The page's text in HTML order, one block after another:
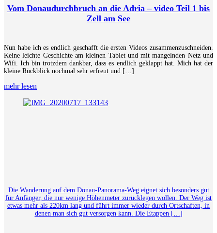
Vom Donaudurchbruch an die Adria – video Teil 1 bis
Zell am See
Nun habe ich es endlich geschafft die ersten Videos zusammenzuschneiden.
Keine leichte Geschichte am kleinen Tablet und mit mangelnden Netz und
Wifi. Ich bin trotzdem dankbar, dass es endlich geklappt hat. Mich hat der
kleine Rückblick nochmal sehr erfreut und […]
mehr lesen
Die Wanderung auf dem Donau-Panorama-Weg eignet sich besonders gut
für Anfänger, die nur wenige Höhenmeter zurücklegen wollen. Der Weg ist
etwas mehr als 220km lang und führt immer wieder durch Ortschaften, in
denen man sich gut versorgen kann. Die Etappen […]